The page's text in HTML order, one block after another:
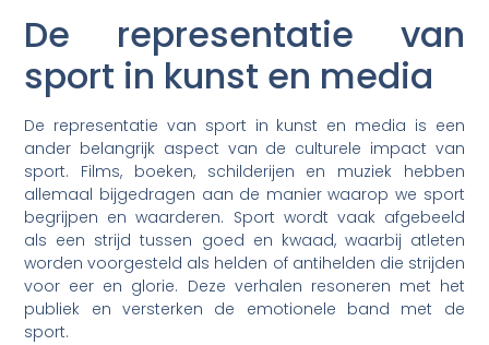
De representatie van
sport in kunst en media
De representatie van sport in kunst en media is een
ander belangrijk aspect van de culturele impact van
sport. Films, boeken, schilderijen en muziek hebben
allemaal bijgedragen aan de manier waarop we sport
begrijpen en waarderen. Sport wordt vaak afgebeeld
als een strijd tussen goed en kwaad, waarbij atleten
worden voorgesteld als helden of antihelden die strijden
voor eer en glorie. Deze verhalen resoneren met het
publiek en versterken de emotionele band met de
sport.